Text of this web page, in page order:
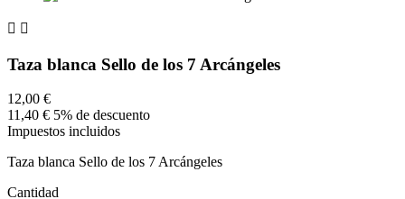
 
Taza blanca Sello de los 7 Arcángeles
12,00 €
11,40 € 5% de descuento
Impuestos incluidos
Taza blanca Sello de los 7 Arcángeles
Cantidad